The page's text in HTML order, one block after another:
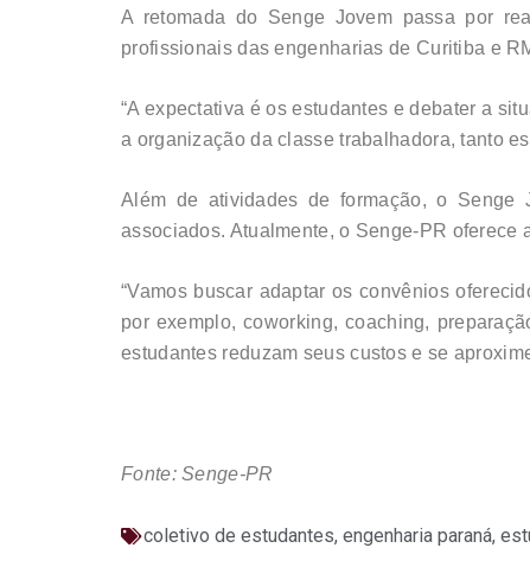
A retomada do Senge Jovem passa por
profissionais das engenharias de Curitiba e
“A expectativa é os estudantes e debater a
a organização da classe trabalhadora, tanto
Além de atividades de formação, o Senge
associados. Atualmente, o Senge-PR
“Vamos buscar adaptar os convênios
por exemplo, coworking, coaching,
estudantes reduzam seus custos e se
Fonte: Senge-PR
coletivo de estudantes, engenharia paraná,